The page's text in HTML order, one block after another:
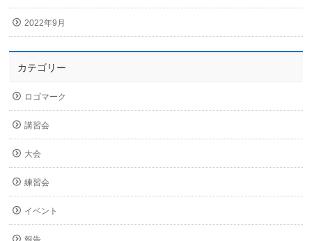
2022年9月
カテゴリー
ロゴマーク
講習会
大会
練習会
イベント